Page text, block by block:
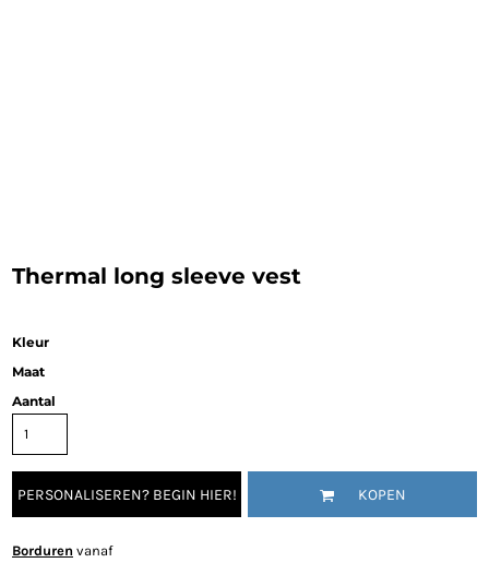
Thermal long sleeve vest
Kleur
Maat
Aantal
PERSONALISEREN? BEGIN HIER! KOPEN
Borduren vanaf